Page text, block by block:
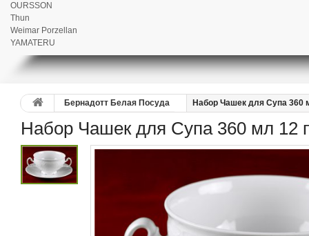
OURSSON
Thun
Weimar Porzellan
YAMATERU
Бернадотт Белая Посуда Набор Чашек для Супа 360
Набор Чашек для Супа 360 мл 12